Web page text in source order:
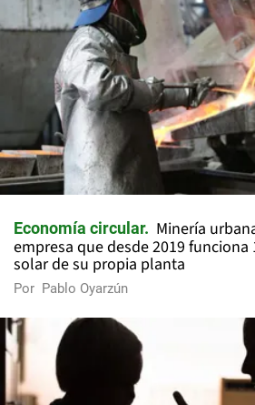
Economía circular
Minería
empresa que desde 2019 funciona
solar de su propia planta
Por Pablo Oyarzún